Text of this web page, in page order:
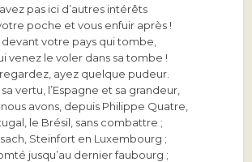
pas ici d’autres intérêts
poche et vous enfuir après !
votre pays qui tombe,
venez le voler dans sa tombe !
ayez quelque pudeur.
vertu, l’Espagne et sa grandeur,
nous avons, depuis Philippe Quatre,
le Brésil, sans combattre ;
Steinfort en Luxembourg ;
jusqu’au dernier faubourg ;